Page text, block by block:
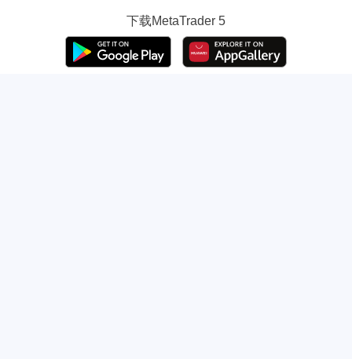
下载MetaTrader 5